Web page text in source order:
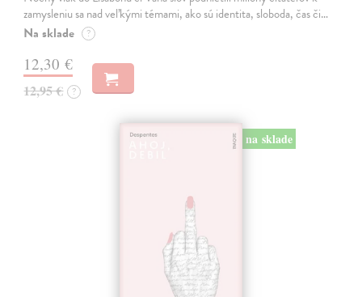
zamysleniu sa nad veľkými témami, ako sú identita, sloboda, čas či…
Na sklade ?
12,30 €
12,95 € ?
na sklade